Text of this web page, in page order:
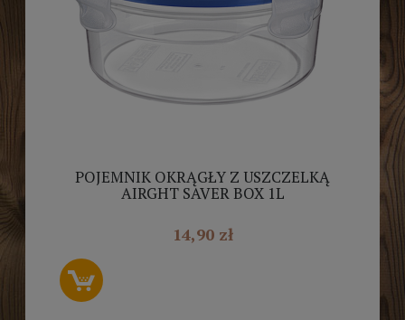
POJEMNIK OKRĄGŁY Z USZCZELKĄ
AIRGHT SAVER BOX 1L
14,90 zł